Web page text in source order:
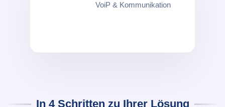
VoiP & Kommunikation
In 4 Schritten zu Ihrer Lösung